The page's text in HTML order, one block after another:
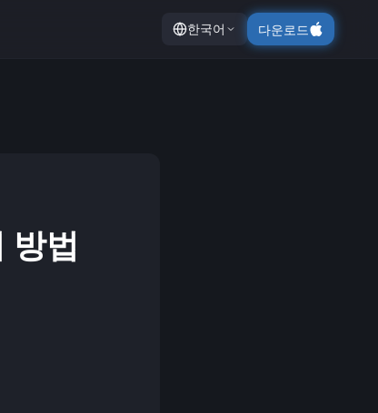
한국어 다운로드
법